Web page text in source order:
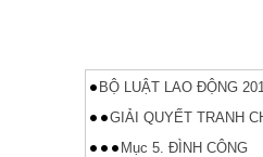
BỘ LUẬT LAO ĐỘNG
GIẢI QUYẾT TRANH
Mục 5. ĐÌNH CÔNG